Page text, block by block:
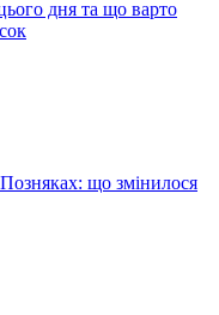
дня та що варто
що змінилося